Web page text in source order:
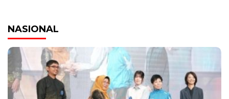
NASIONAL